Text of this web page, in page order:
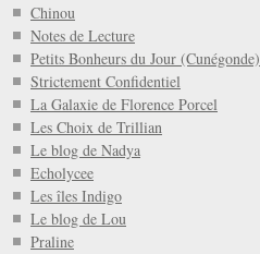
Chinou
Notes de Lecture
Petits Bonheurs du Jour (Cunégonde)
Strictement Confidentiel
La Galaxie de Florence Porcel
Les Choix de Trillian
Le blog de Nadya
Echolycee
Les îles Indigo
Le blog de Lou
Praline